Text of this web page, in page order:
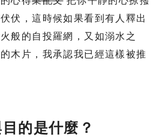
伏，這時候如果看到有人釋出
般的自投羅網，又如溺水之
木片，我承認我已經這樣被推
的是什麼？